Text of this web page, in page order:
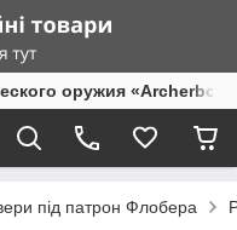
оружия
під патрон Флобера